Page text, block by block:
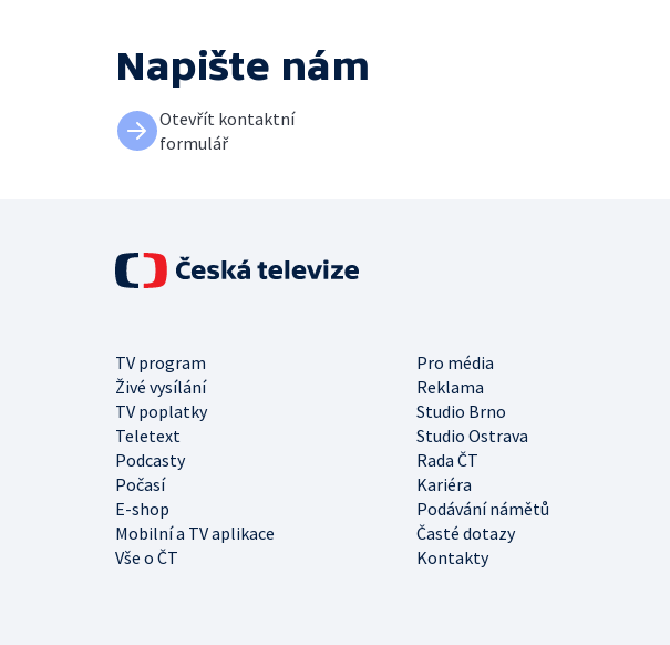
Napište nám
Otevřít kontaktní
formulář
TV program
Pro média
Živé vysílání
Reklama
TV poplatky
Studio Brno
Teletext
Studio Ostrava
Podcasty
Rada ČT
Počasí
Kariéra
E-shop
Podávání námětů
Mobilní a TV aplikace
Časté dotazy
Vše o ČT
Kontakty